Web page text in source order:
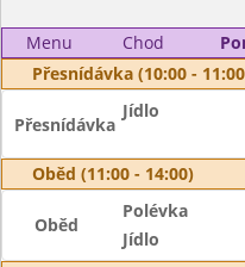
Menu Chod
Přesnídávka (10:00 -
Přesnídávka
Jídlo
Oběd (11:00 - 14:00)
Oběd
Polévka
Jídlo